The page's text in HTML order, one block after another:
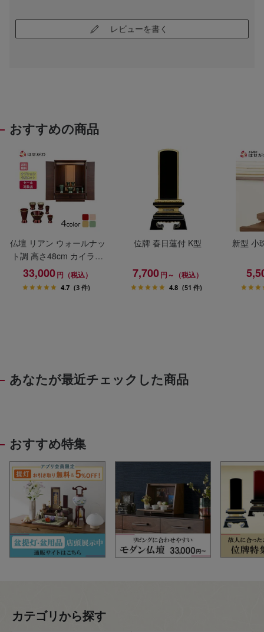
レビューを書く
おすすめの商品
仏壇 リアン ウォールナッ
ト調 高さ48cm カイラ具
足セット
33,000円（税込）
4.7 (3 件)
位牌 春日蓮付 K型
7,700円～（税込）
4.8 (51 件)
新型 小
あなたが最近チェックした商品
おすすめ特集
カテゴリから探す